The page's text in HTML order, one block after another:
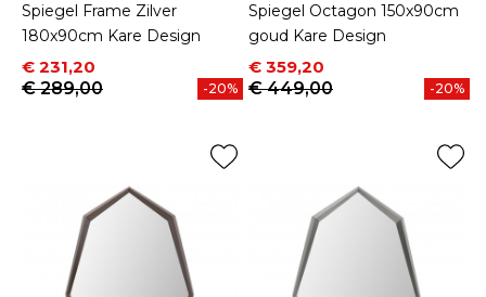
Spiegel Frame Zilver
180x90cm Kare Design
Prijs
€ 231,20
Normale prijs
€ 289,00
-20%
Spiegel Octagon 150x90cm
goud Kare Design
Prijs
€ 359,20
Normale prijs
€ 449,00
-20%